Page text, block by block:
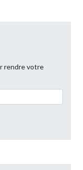
rendre votre